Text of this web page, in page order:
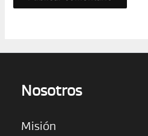
Nosotros
Misión